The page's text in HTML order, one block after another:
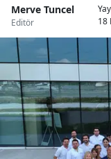
Merve Tuncel
Editör
18